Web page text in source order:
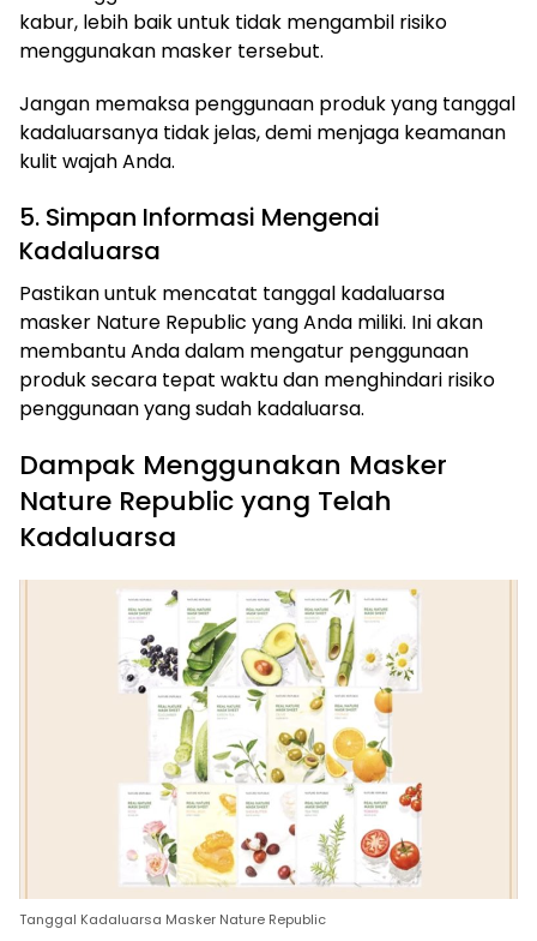
kabur, lebih baik untuk tidak mengambil risiko
menggunakan masker tersebut.
Jangan memaksa penggunaan produk yang tanggal
kadaluarsanya tidak jelas, demi menjaga keamanan
kulit wajah Anda.
5. Simpan Informasi Mengenai
Kadaluarsa
Pastikan untuk mencatat tanggal kadaluarsa
masker Nature Republic yang Anda miliki. Ini akan
membantu Anda dalam mengatur penggunaan
produk secara tepat waktu dan menghindari risiko
penggunaan yang sudah kadaluarsa.
Dampak Menggunakan Masker
Nature Republic yang Telah
Kadaluarsa
Tanggal Kadaluarsa Masker Nature Republic